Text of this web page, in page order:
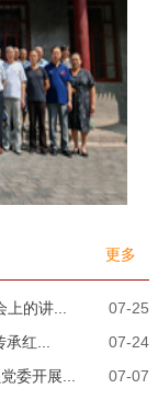
更多
的讲...
07-25
红...
07-24
委开展...
07-07